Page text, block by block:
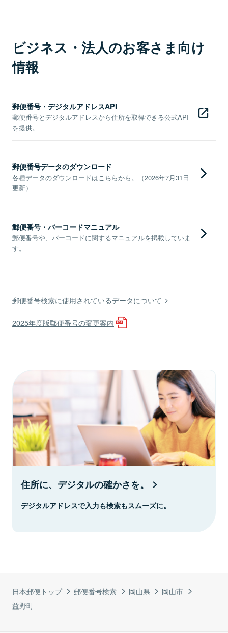
日本郵便トップ 郵便番号検索 岡山県
岡山市
益野町
ビジネス・法人のお客さま向け
情報
郵便番号・デジタルアドレスAPI
郵便番号とデジタルアドレスから住所を取得できる公式API
を提供。
郵便番号データのダウンロード
各種データのダウンロードはこちらから。（2026年7月31日
更新）
郵便番号・バーコードマニュアル
郵便番号や、バーコードに関するマニュアルを掲載していま
す。
郵便番号検索に使用されているデータについて
2025年度版郵便番号の変更案内
住所に、デジタルの確かさを。
デジタルアドレスで入力も検索もスムーズに。